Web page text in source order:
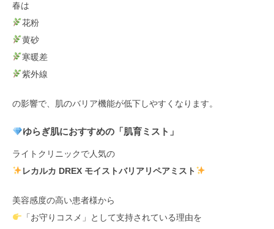
春は
花粉
黄砂
寒暖差
紫外線
の影響で、肌のバリア機能が低下しやすくなります。
ゆらぎ肌におすすめの「肌育ミスト」
ライトクリニックで人気の
レカルカ DREX モイストバリアリペアミスト
美容感度の高い患者様から
「お守りコスメ」として支持されている理由を